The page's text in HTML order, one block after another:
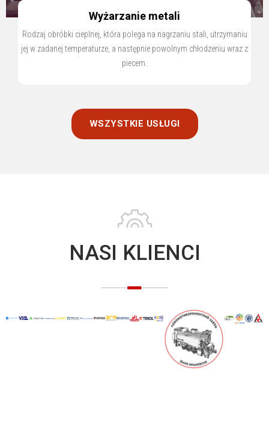
Wyżarzanie metali
Rodzaj obróbki cieplnej, która polega na nagrzaniu stali, utrzymaniu
jej w zadanej temperaturze, a następnie powolnym chłodzeniu wraz z
piecem.
WSZYSTKIE USŁUGI
NASI KLIENCI